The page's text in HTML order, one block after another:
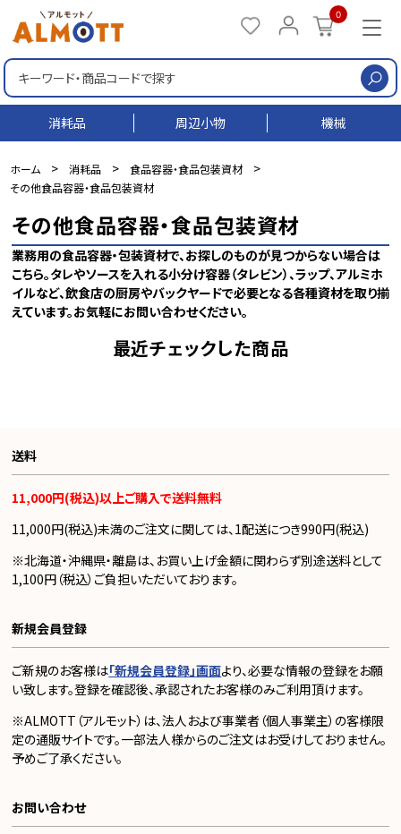
0
消耗品 周辺小物 機械
ホーム > 消耗品 > 食品容器・食品包装資材 >
その他食品容器・食品包装資材
その他食品容器・食品包装資材
業務用の食品容器・包装資材で、お探しのものが見つからない場合は
こちら。タレやソースを入れる小分け容器（タレビン）、ラップ、アルミホ
イルなど、飲食店の厨房やバックヤードで必要となる各種資材を取り揃
えています。お気軽にお問い合わせください。
最近チェックした商品
送料
11,000円(税込)以上ご購入で送料無料
11,000円(税込)未満のご注文に関しては、1配送につき990円(税込)
※北海道・沖縄県・離島は、お買い上げ金額に関わらず別途送料として
1,100円（税込）ご負担いただいております。
新規会員登録
ご新規のお客様は「新規会員登録」画面より、必要な情報の登録をお願
い致します。登録を確認後、承認されたお客様のみご利用頂けます。
※ALMOTT（アルモット）は、法人および事業者（個人事業主）の客様限
定の通販サイトです。一部法人様からのご注文はお受けしておりません。
予めご了承ください。
お問い合わせ